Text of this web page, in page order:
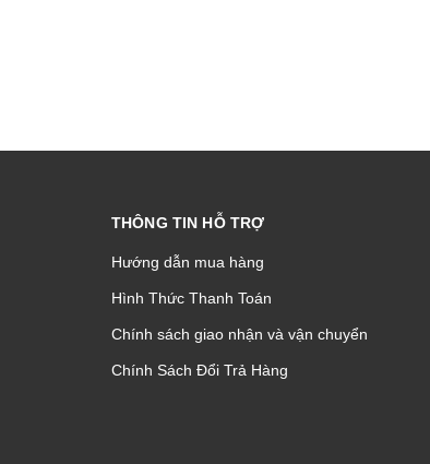
THÔNG TIN HỖ TRỢ
Hướng dẫn mua hàng
Hình Thức Thanh Toán
Chính sách giao nhận và vận chuyển
Chính Sách Đổi Trả Hàng